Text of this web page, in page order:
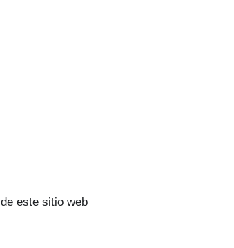
de este sitio web